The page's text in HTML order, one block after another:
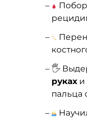
🖐️
рукахи
пальца